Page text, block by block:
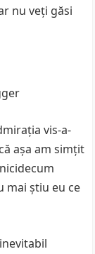
nu veţi găsi
vis-a-
aşa am simţit
mai ştiu eu ce